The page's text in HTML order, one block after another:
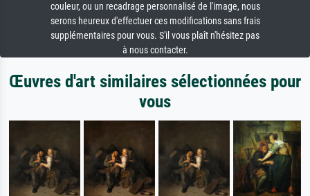
couleur, ou un recadrage personnalisé de l'image, nous
serons heureux d'effectuer ces modifications sans frais
supplémentaires pour vous. S'il vous plaît n'hésitez pas
à nous contacter.
Œuvres d'art similaires sélectionnées pour
vous